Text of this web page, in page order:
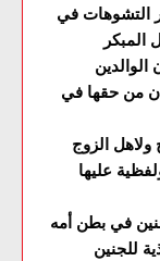
التشوهات في
من حقها في
ولاهل الزوج
عليها
في بطن أمه
للجنين